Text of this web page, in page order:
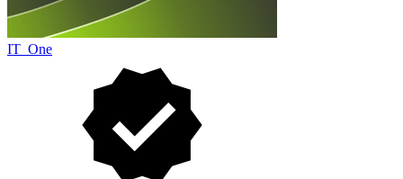
IT_One